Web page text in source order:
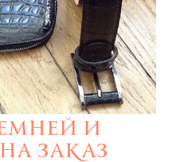
и
заказ